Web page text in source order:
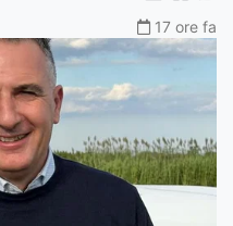
17 ore fa